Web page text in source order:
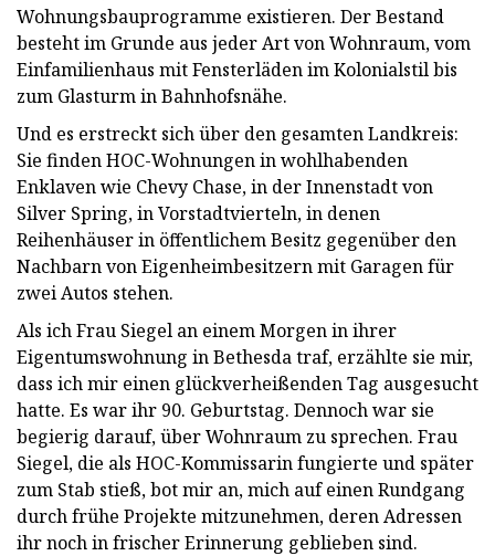
Wohnungsbauprogramme existieren. Der Bestand
besteht im Grunde aus jeder Art von Wohnraum, vom
Einfamilienhaus mit Fensterläden im Kolonialstil bis
zum Glasturm in Bahnhofsnähe.
Und es erstreckt sich über den gesamten Landkreis:
Sie finden HOC-Wohnungen in wohlhabenden
Enklaven wie Chevy Chase, in der Innenstadt von
Silver Spring, in Vorstadtvierteln, in denen
Reihenhäuser in öffentlichem Besitz gegenüber den
Nachbarn von Eigenheimbesitzern mit Garagen für
zwei Autos stehen.
Als ich Frau Siegel an einem Morgen in ihrer
Eigentumswohnung in Bethesda traf, erzählte sie mir,
dass ich mir einen glückverheißenden Tag ausgesucht
hatte. Es war ihr 90. Geburtstag. Dennoch war sie
begierig darauf, über Wohnraum zu sprechen. Frau
Siegel, die als HOC-Kommissarin fungierte und später
zum Stab stieß, bot mir an, mich auf einen Rundgang
durch frühe Projekte mitzunehmen, deren Adressen
ihr noch in frischer Erinnerung geblieben sind.